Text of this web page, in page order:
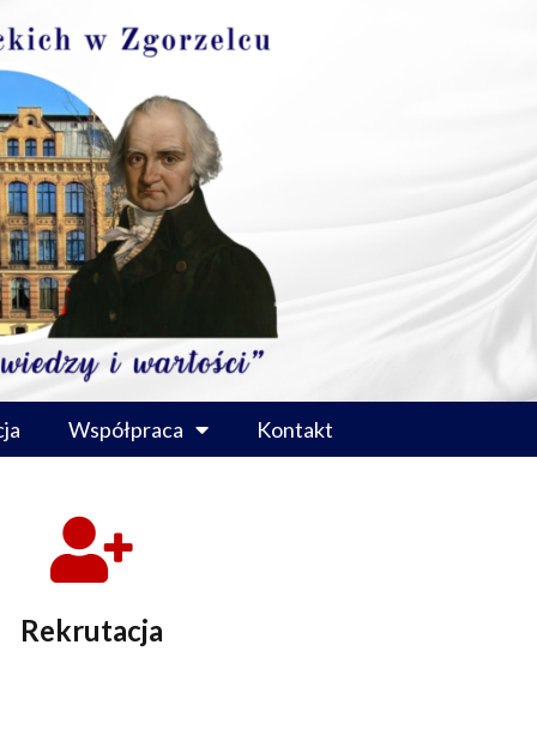
Współpraca Kontakt
Rekrutacja